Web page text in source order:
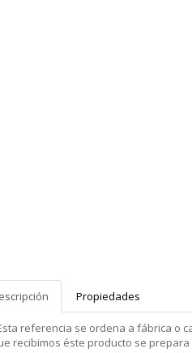
Propiedades
referencia se ordena a fábrica o
recibimos éste producto se